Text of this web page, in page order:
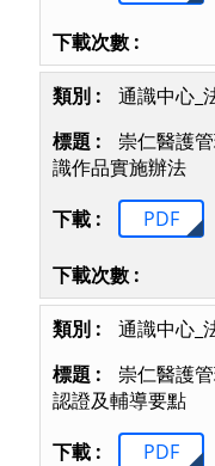
通識中心_
崇仁醫護
識作品實施辦法
PDF
通識中心_
崇仁醫護
認證及輔導要點
PDF